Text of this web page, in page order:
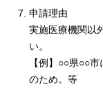
申請理由
実施医療機関以
い。
【例】○○県○○
のため。等